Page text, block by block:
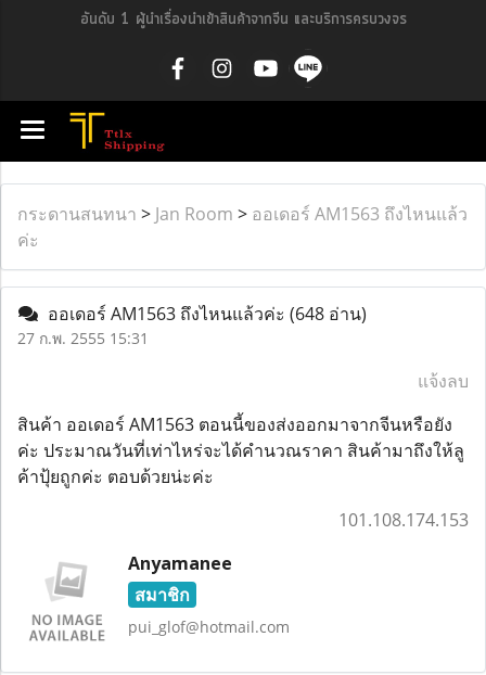
อันดับ 1 ผู้นำเรื่องนำเข้าสินค้าจากจีน และบริการครบวงจร
กระดานสนทนา > Jan Room > ออเดอร์ AM1563 ถึงไหนแล้ว
ค่ะ
ออเดอร์ AM1563 ถึงไหนแล้วค่ะ (648 อ่าน)
27 ก.พ. 2555 15:31
แจ้งลบ
สินค้า ออเดอร์ AM1563 ตอนนี้ของส่งออกมาจากจีนหรือยัง
ค่ะ ประมาณวันที่เท่าไหร่จะได้คำนวณราคา สินค้ามาถึงให้ลู
ค้าปุ้ยถูกค่ะ ตอบด้วยน่ะค่ะ
101.108.174.153
Anyamanee
สมาชิก
pui_glof@hotmail.com